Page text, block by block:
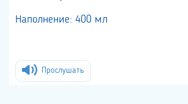
Наполнение: 400 мл
Прослушать